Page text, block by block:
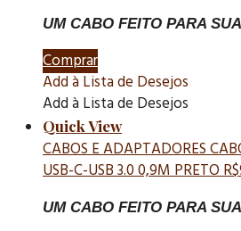
UM CABO FEITO PARA
Comprar
Add à Lista de Desejos
Add à Lista de Desejos
Quick View
CABOS E ADAPTADORES
USB-C-USB 3.0 0,9M PRETOR$
UM CABO FEITO PARA